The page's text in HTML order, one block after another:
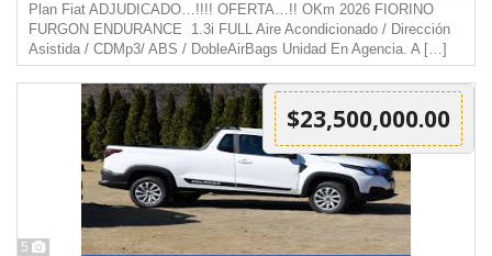
Plan Fiat ADJUDICADO…!!!! OFERTA…!! OKm 2026 FIORINO
FURGON ENDURANCE 1.3i FULL Aire Acondicionado / Dirección
Asistida / CDMp3/ ABS / DobleAirBags Unidad En Agencia. A […]
5
$23,500,000.00